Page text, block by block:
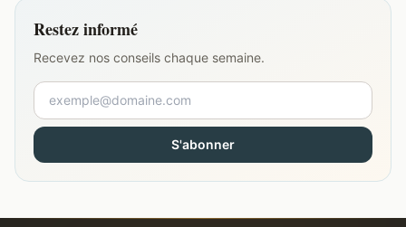
Restez informé
Recevez nos conseils chaque semaine.
S'abonner